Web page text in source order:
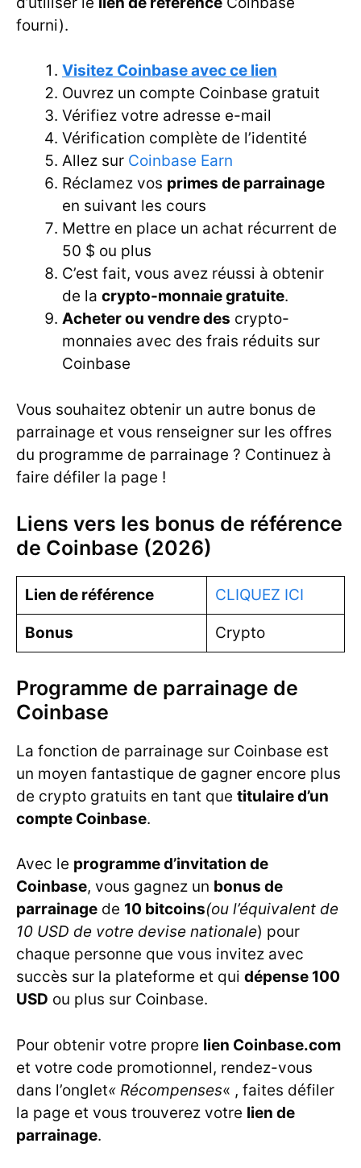
fourni).
Visitez Coinbase avec ce lien
Ouvrez un compte Coinbase gratuit
Vérifiez votre adresse e-mail
Vérification complète de l’identité
Allez sur Coinbase Earn
Réclamez vos primes de parrainage
en suivant les cours
Mettre en place un achat récurrent de
50 $ ou plus
C’est fait, vous avez réussi à obtenir
de la crypto-monnaie gratuite.
Acheter ou vendre des crypto-
monnaies avec des frais réduits sur
Coinbase
Vous souhaitez obtenir un autre bonus de
parrainage et vous renseigner sur les offres
du programme de parrainage ? Continuez à
faire défiler la page !
Liens vers les bonus de référence
de Coinbase (2026)
Lien de référence CLIQUEZ ICI
Bonus Crypto
Programme de parrainage de
Coinbase
La fonction de parrainage sur Coinbase est
un moyen fantastique de gagner encore plus
de crypto gratuits en tant que titulaire d’un
compte Coinbase.
Avec le programme d’invitation de
Coinbase, vous gagnez un bonus de
parrainage de 10 bitcoins(ou l’équivalent de
10 USD de votre devise nationale) pour
chaque personne que vous invitez avec
succès sur la plateforme et qui dépense 100
USD ou plus sur Coinbase.
Pour obtenir votre propre lien Coinbase.com
et votre code promotionnel, rendez-vous
dans l’onglet« Récompenses« , faites défiler
la page et vous trouverez votre lien de
parrainage.